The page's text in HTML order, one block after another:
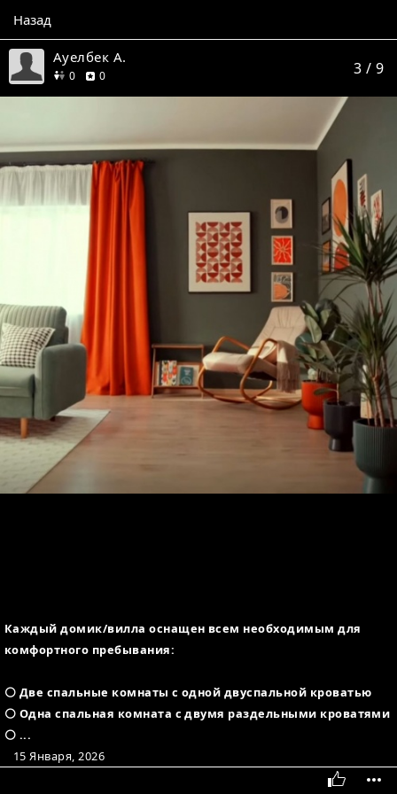
Назад
Ауелбек А.
0друзей
0отзывов 3 / 9
Каждый домик/вилла оснащен всем необходимым для
комфортного пребывания:
⚪ Две спальные комнаты с одной двуспальной кроватью
⚪ Одна спальная комната с двумя раздельными кроватями
⚪ ...
15 Января, 2026